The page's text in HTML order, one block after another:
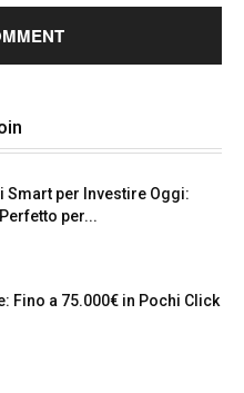
Smart per Investire Oggi:
per...
Fino a 75.000€ in Pochi Click